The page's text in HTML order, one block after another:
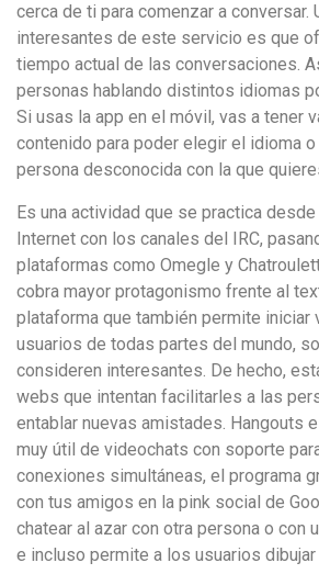
cerca de ti para comenzar a conversar.
interesantes de este servicio es que
tiempo actual de las conversaciones.
personas hablando distintos idiomas
Si usas la app en el móvil, vas a tener
contenido para poder elegir el idioma
persona desconocida con la que
Es una actividad que se practica
Internet con los canales del IRC,
plataformas como Omegle y
cobra mayor protagonismo frente al
plataforma que también permite iniciar
usuarios de todas partes del mundo,
consideren interesantes. De hecho,
webs que intentan facilitarles a las
entablar nuevas amistades. Hangouts
muy útil de videochats con soporte
conexiones simultáneas, el programa
con tus amigos en la pink social de
chatear al azar con otra persona o con
e incluso permite a los usuarios dibujar